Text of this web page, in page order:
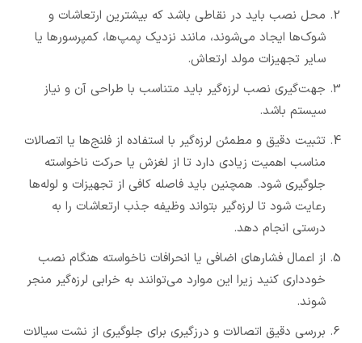
محل نصب باید در نقاطی باشد که بیشترین ارتعاشات و
شوک‌ها ایجاد می‌شوند، مانند نزدیک پمپ‌ها، کمپرسورها یا
سایر تجهیزات مولد ارتعاش.
جهت‌گیری نصب لرزه‌گیر باید متناسب با طراحی آن و نیاز
سیستم باشد.
تثبیت دقیق و مطمئن لرزه‌گیر با استفاده از فلنج‌ها یا اتصالات
مناسب اهمیت زیادی دارد تا از لغزش یا حرکت ناخواسته
جلوگیری شود. همچنین باید فاصله کافی از تجهیزات و لوله‌ها
رعایت شود تا لرزه‌گیر بتواند وظیفه جذب ارتعاشات را به
درستی انجام دهد.
از اعمال فشارهای اضافی یا انحرافات ناخواسته هنگام نصب
خودداری کنید زیرا این موارد می‌توانند به خرابی لرزه‌گیر منجر
شوند.
بررسی دقیق اتصالات و درزگیری برای جلوگیری از نشت سیالات